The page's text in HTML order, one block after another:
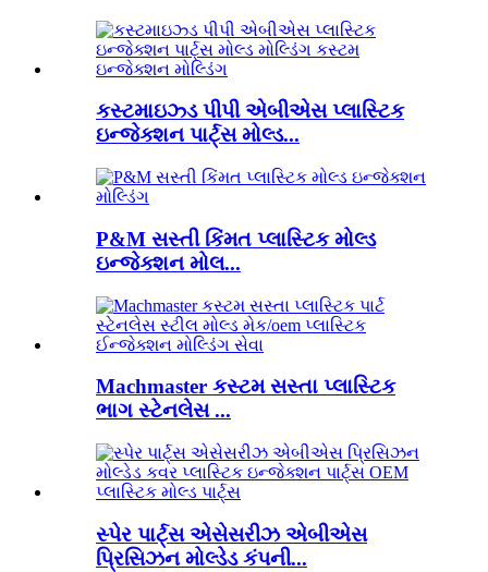
કસ્ટમાઇઝ્ડ પીપી એબીએસ પ્લાસ્ટિક
ઇન્જેક્શન પાર્ટ્સ મોલ્ડ...
P&M સસ્તી કિંમત પ્લાસ્ટિક મોલ્ડ
ઇન્જેક્શન મોલ...
Machmaster કસ્ટમ સસ્તા પ્લાસ્ટિક
ભાગ સ્ટેનલેસ ...
સ્પેર પાર્ટ્સ એસેસરીઝ એબીએસ
પ્રિસિઝન મોલ્ડેડ કંપની...